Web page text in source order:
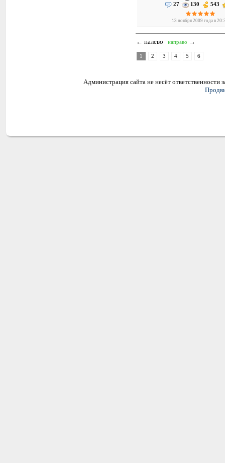
27 130 543
13 ноября 2009 года в
← налево направо →
1 2 3 4 5 6
Администрация сайта не несёт ответственности